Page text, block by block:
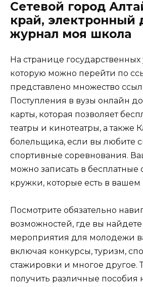
Сетевой город
край, электронный
журнал моя школа
На странице государственных
которую можно перейти по
представлено множество
Поступления в вузы онлайн
карты, которая позволяет
театры и кинотеатры, а также
болельщика, если вы любите
спортивные соревнования.
можно записать в бесплатные
кружки, которые есть в вашем
Посмотрите обязательно
возможностей, где вы
мероприятия для молодежи
включая конкурсы, туризм,
стажировки и многое другое.
получить различные пособия